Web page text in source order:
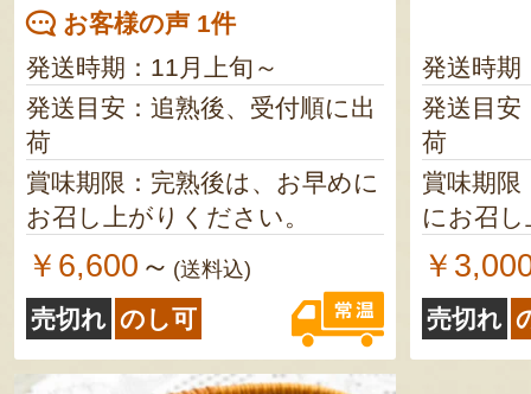
お客様の声 1件
発送時期：11月上旬～
発送目安：追熟後、受付順に出
荷
賞味期限：完熟後は、お早めに
お召し上がりください。
￥6,600 ～ (送料込)
売切れ のし可
発送時期
発送目安
荷
賞味期限
にお召
￥
売切れ